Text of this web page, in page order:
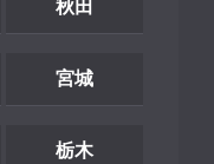
秋田
宮城
栃木